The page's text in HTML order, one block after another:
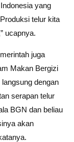
yang
telur kita
ucapnya.
juga
Makan Bergizi
dengan
serapan telur
BGN dan beliau
akan